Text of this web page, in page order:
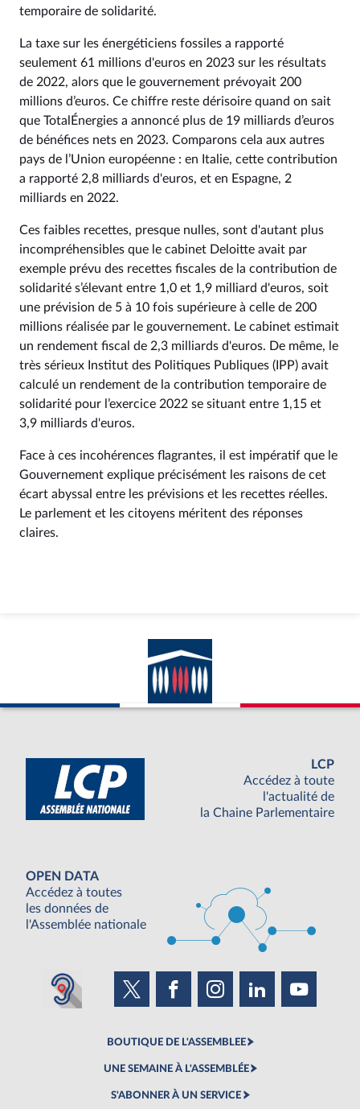
temporaire de solidarité.
La taxe sur les énergéticiens fossiles a rapporté
seulement 61 millions d'euros en 2023 sur les résultats
de 2022, alors que le gouvernement prévoyait 200
millions d’euros. Ce chiffre reste dérisoire quand on sait
que TotalÉnergies a annoncé plus de 19 milliards d’euros
de bénéfices nets en 2023. Comparons cela aux autres
pays de l’Union européenne : en Italie, cette contribution
a rapporté 2,8 milliards d'euros, et en Espagne, 2
milliards en 2022.
Ces faibles recettes, presque nulles, sont d'autant plus
incompréhensibles que le cabinet Deloitte avait par
exemple prévu des recettes fiscales de la contribution de
solidarité s’élevant entre 1,0 et 1,9 milliard d'euros, soit
une prévision de 5 à 10 fois supérieure à celle de 200
millions réalisée par le gouvernement. Le cabinet estimait
un rendement fiscal de 2,3 milliards d'euros. De même, le
très sérieux Institut des Politiques Publiques (IPP) avait
calculé un rendement de la contribution temporaire de
solidarité pour l’exercice 2022 se situant entre 1,15 et
3,9 milliards d'euros.
Face à ces incohérences flagrantes, il est impératif que le
Gouvernement explique précisément les raisons de cet
écart abyssal entre les prévisions et les recettes réelles.
Le parlement et les citoyens méritent des réponses
claires.
LCP
Accédez à toute
l'actualité de
la Chaine Parlementaire
OPEN DATA
Accédez à toutes
les données de
l'Assemblée nationale
BOUTIQUE DE L'ASSEMBLEE
UNE SEMAINE À L'ASSEMBLÉE
S'ABONNER À UN SERVICE